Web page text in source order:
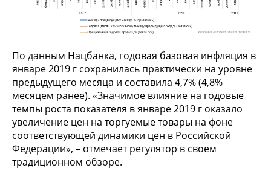
По данным Нацбанка, годовая базовая инфляция в
январе 2019 г сохранилась практически на уровне
предыдущего месяца и составила 4,7% (4,8%
месяцем ранее). «Значимое влияние на годовые
темпы роста показателя в январе 2019 г оказало
увеличение цен на торгуемые товары на фоне
соответствующей динамики цен в Российской
Федерации», – отмечает регулятор в своем
традиционном обзоре.